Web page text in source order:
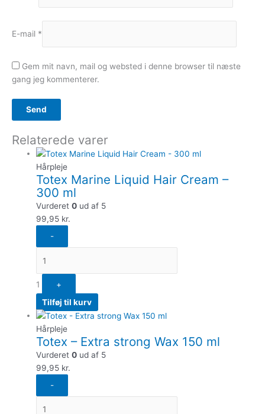
E-mail *
Gem mit navn, mail og websted i denne browser til næste
gang jeg kommenterer.
Relaterede varer
Hårpleje
Totex Marine Liquid Hair Cream –
300 ml
Vurderet0 ud af 5
99,95 kr.
-
1
+
Tilføj til kurv
Hårpleje
Totex – Extra strong Wax 150 ml
Vurderet0 ud af 5
99,95 kr.
-